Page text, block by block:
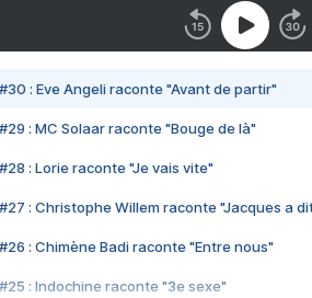
#30 : Eve Angeli raconte "Avant de partir"
#29 : MC Solaar raconte "Bouge de là"
#28 : Lorie raconte "Je vais vite"
#27 : Christophe Willem raconte "Jacques a
#26 : Chimène Badi raconte "Entre nous"
#25 : Indochine raconte "3e sexe"